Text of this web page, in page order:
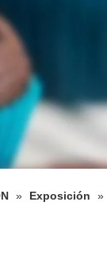
» Exposición »